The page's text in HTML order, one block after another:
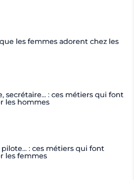
les femmes adorent chez les
secrétaire... : ces métiers qui font
les hommes
: ces métiers qui font
les femmes